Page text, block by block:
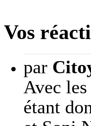
Vos
par
Avec
étant